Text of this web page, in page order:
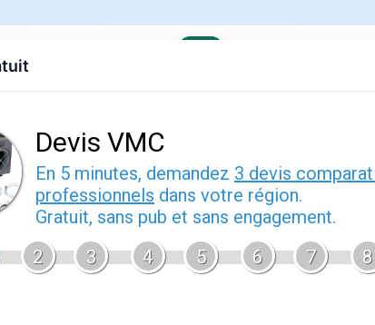
gratuit Contact EDF Engie Fournisseurs
offres › EDF en Bretagne
et alternatives
Offres EDF disponibles à Beganne
propose à Beganne plusieurs formules d'électricité
contrat indexé sur le Tarif Réglementé de Vente (TRV)